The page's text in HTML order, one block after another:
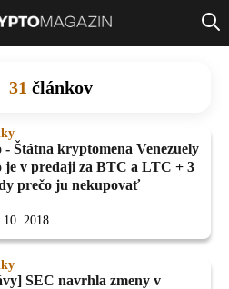
31 článkov
- Štátna kryptomena Venezuely
je v predaji za BTC a LTC + 3
prečo ju nekupovať
10. 2018
zmeny v